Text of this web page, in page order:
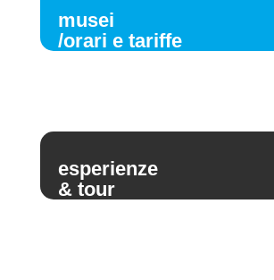
musei
/orari e tariffe
esperienze
& tour